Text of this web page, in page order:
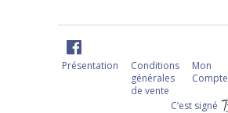
Présentation
Conditions
générales
de vente
Mon
Compte
C‘est signé